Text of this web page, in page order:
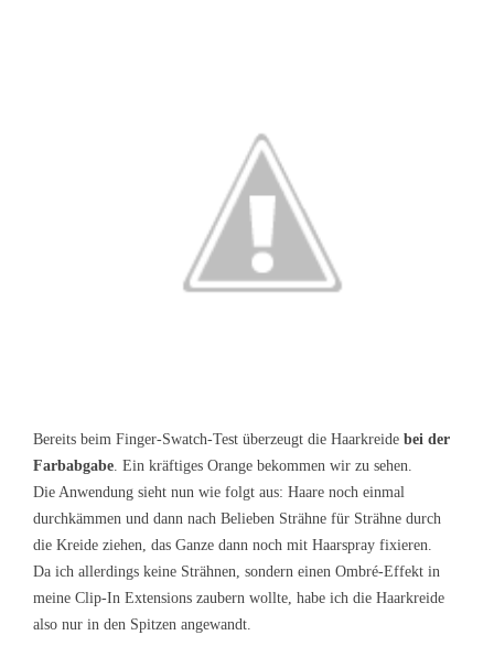
Bereits beim Finger-Swatch-Test überzeugt die Haarkreide bei der
Farbabgabe. Ein kräftiges Orange bekommen wir zu sehen.
Die Anwendung sieht nun wie folgt aus: Haare noch einmal
durchkämmen und dann nach Belieben Strähne für Strähne durch
die Kreide ziehen, das Ganze dann noch mit Haarspray fixieren.
Da ich allerdings keine Strähnen, sondern einen Ombré-Effekt in
meine Clip-In Extensions zaubern wollte, habe ich die Haarkreide
also nur in den Spitzen angewandt.